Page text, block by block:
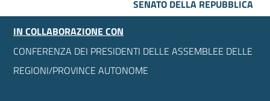
SENATO DELLA REPUBBLICA
IN COLLABORAZIONE CON
CONFERENZA DEI PRESIDENTI DELLE ASSEMBLEE DELLE
REGIONI/PROVINCE AUTONOME